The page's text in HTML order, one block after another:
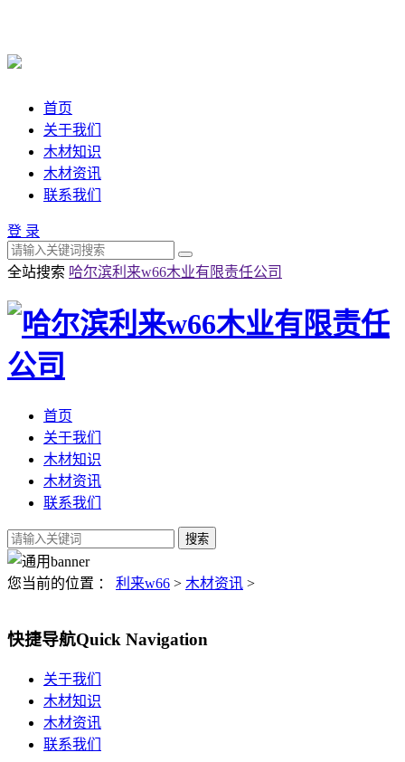
首页
关于我们
木材知识
木材资讯
联系我们
登 录
全站搜索 哈尔滨利来w66木业有限责任公司
首页
关于我们
木材知识
木材资讯
联系我们
您当前的位置 ： 利来w66 > 木材资讯 >
快捷导航Quick Navigation
关于我们
木材知识
木材资讯
联系我们